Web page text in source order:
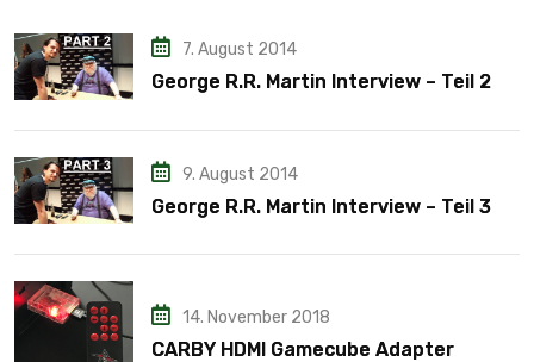
7. August 2014
George R.R. Martin Interview – Teil 2
9. August 2014
George R.R. Martin Interview – Teil 3
14. November 2018
CARBY HDMI Gamecube Adapter